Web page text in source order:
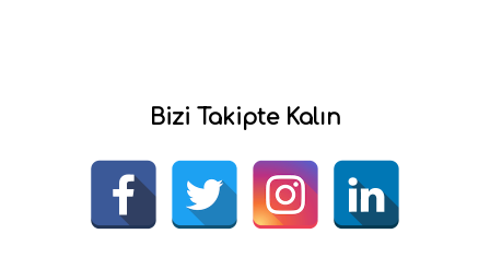
Bizi Takipte Kalın